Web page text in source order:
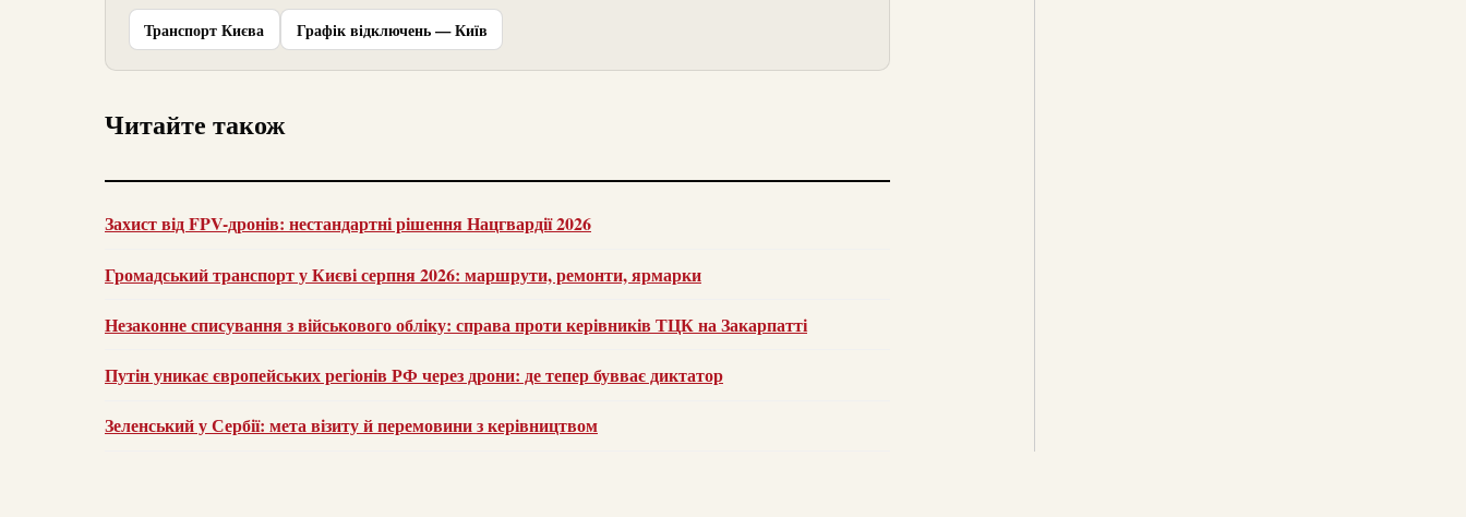
Транспорт Києва Графік відключень — Київ
Читайте також
Захист від FPV-дронів: нестандартні рішення Нацгвардії 2026
Громадський транспорт у Києві серпня 2026: маршрути, ремонти, ярмарки
Незаконне списування з військового обліку: справа проти керівників ТЦК на Закарпатті
Путін уникає європейських регіонів РФ через дрони: де тепер бувває диктатор
Зеленський у Сербії: мета візиту й перемовини з керівництвом